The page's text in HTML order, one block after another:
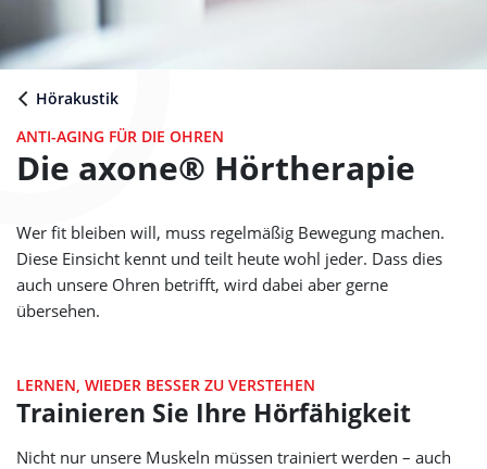
Hörakustik
ANTI-AGING FÜR DIE OHREN
Die axone® Hörtherapie
Wer fit bleiben will, muss regelmäßig Bewegung machen.
Diese Einsicht kennt und teilt heute wohl jeder. Dass dies
auch unsere Ohren betrifft, wird dabei aber gerne
übersehen.
LERNEN, WIEDER BESSER ZU VERSTEHEN
Trainieren Sie Ihre Hörfähigkeit
Nicht nur unsere Muskeln müssen trainiert werden – auch